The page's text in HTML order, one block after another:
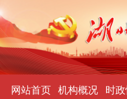
网站首页 机构概况 时